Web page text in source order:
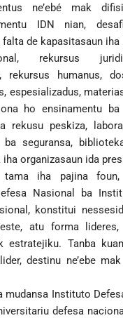
ne’ebé mak
IDN nian,
falta de kapasitasaun
rekursus
rekursus humanus,
espesializadus,
ho ensinamentu
rekusu peskiza,
seguransa,
iha organizasaun ida
iha pajina foun,
Nasional ba
konstitui
atu forma
estratejiku. Tanba
destinu ne’ebe
mudansa Instituto
defesa